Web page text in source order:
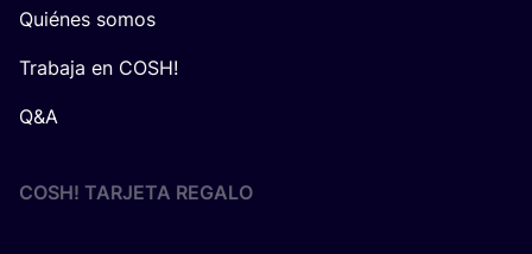
Quiénes somos
Trabaja en COSH!
Q&A
COSH! TARJETA REGALO